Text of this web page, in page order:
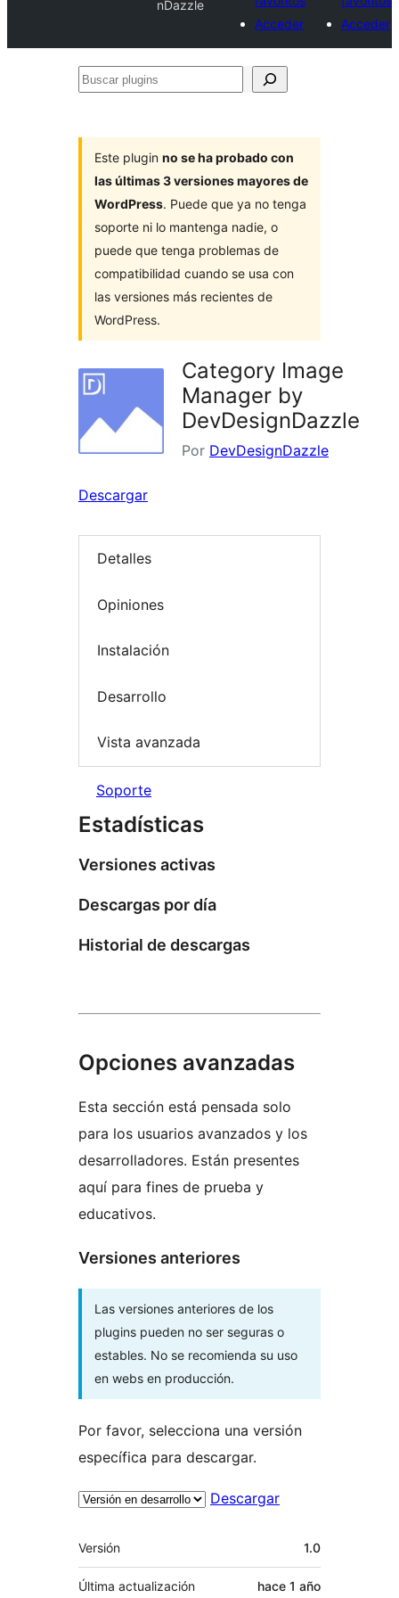
nDazzle
Acceder
Acceder
Buscar
Este plugin no se ha probado con
las últimas 3 versiones mayores de
WordPress. Puede que ya no tenga
soporte ni lo mantenga nadie, o
puede que tenga problemas de
compatibilidad cuando se usa con
las versiones más recientes de
WordPress.
Category Image
Manager by
DevDesignDazzle
Por DevDesignDazzle
Descargar
Detalles
Opiniones
Instalación
Desarrollo
Vista avanzada
Soporte
Estadísticas
Versiones activas
Descargas por día
Historial de descargas
Opciones avanzadas
Esta sección está pensada solo
para los usuarios avanzados y los
desarrolladores. Están presentes
aquí para fines de prueba y
educativos.
Versiones anteriores
Las versiones anteriores de los
plugins pueden no ser seguras o
estables. No se recomienda su uso
en webs en producción.
Por favor, selecciona una versión
específica para descargar.
Descargar
Meta
Versión 1.0
Última actualización hace 1 año